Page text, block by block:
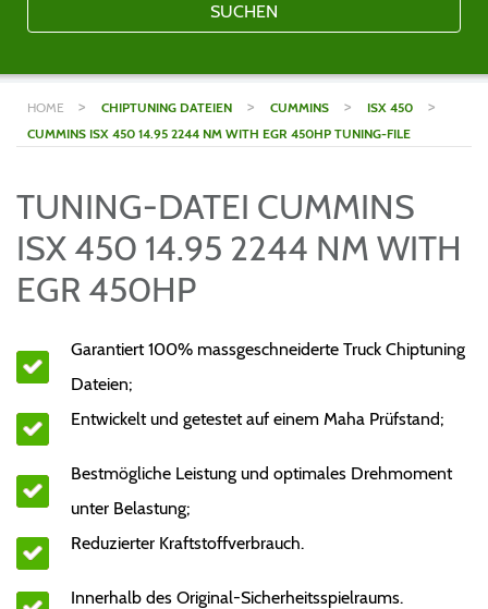
SUCHEN
HOME > CHIPTUNING DATEIEN > CUMMINS > ISX 450 >
CUMMINS ISX 450 14.95 2244 NM WITH EGR 450HP TUNING-FILE
TUNING-DATEI CUMMINS
ISX 450 14.95 2244 NM WITH
EGR 450HP
Garantiert 100% massgeschneiderte Truck Chiptuning
Dateien;
Entwickelt und getestet auf einem Maha Prüfstand;
Bestmögliche Leistung und optimales Drehmoment
unter Belastung;
Reduzierter Kraftstoffverbrauch.
Innerhalb des Original-Sicherheitsspielraums.